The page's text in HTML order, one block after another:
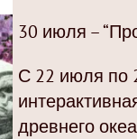
30 июля –
С 22 июля по
древнего